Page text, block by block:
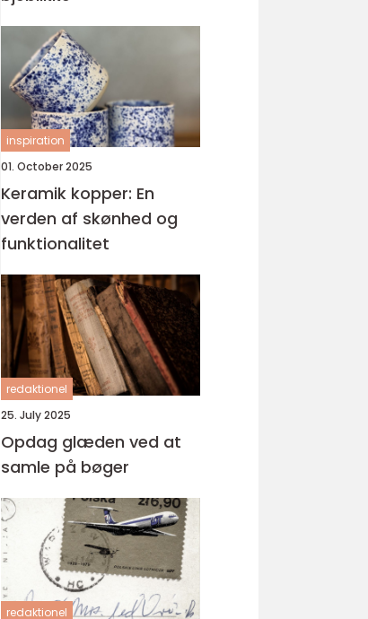
inspiration
01. October 2025
Keramik kopper: En
verden af skønhed og
funktionalitet
redaktionel
25. July 2025
Opdag glæden ved at
samle på bøger
redaktionel